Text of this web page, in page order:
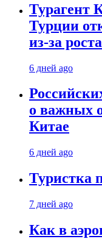
Турагент
Турции
из-за
6 дней ago
о важных
Китае
6 дней ago
Туристка
7 дней ago
Как в